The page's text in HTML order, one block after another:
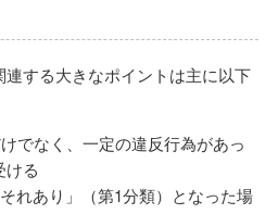
する大きなポイントは主に以下
でなく、一定の違反行為があっ
ける
れあり」（第1分類）となった場